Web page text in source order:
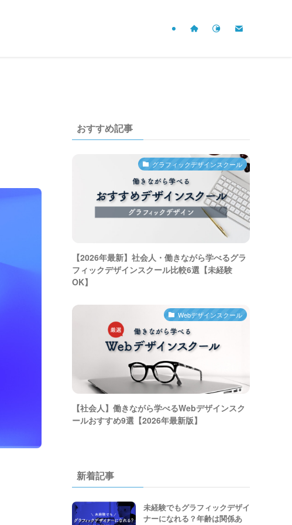
おすすめ記事
グラフィックデザインスクール
【2026年最新】社会人・働きながら学べるグラ
フィックデザインスクール比較6選【未経験
OK】
Webデザインスクール
【社会人】働きながら学べるWebデザインスク
ールおすすめ9選【2026年最新版】
新着記事
未経験でもグラフィックデザイ
ナーになれる？年齢は関係あ